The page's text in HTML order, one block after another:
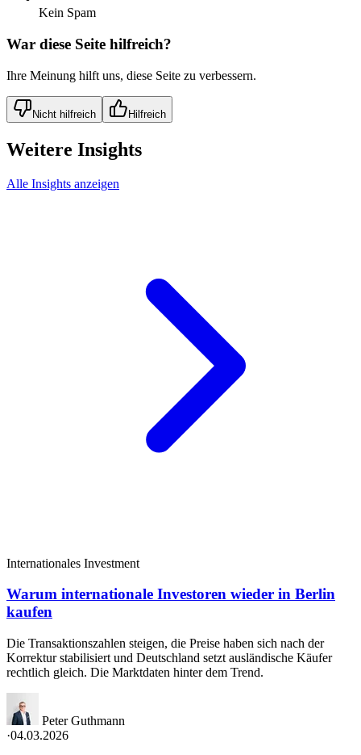
Kein Spam
War diese Seite hilfreich?
Ihre Meinung hilft uns, diese Seite zu verbessern.
Nicht hilfreich Hilfreich
Weitere Insights
Alle Insights anzeigen
Internationales Investment
Warum internationale Investoren wieder in Berlin
kaufen
Die Transaktionszahlen steigen, die Preise haben sich nach der
Korrektur stabilisiert und Deutschland setzt ausländische Käufer
rechtlich gleich. Die Marktdaten hinter dem Trend.
Peter Guthmann
·04.03.2026